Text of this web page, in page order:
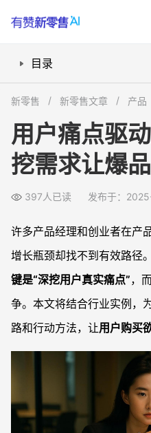
目录
市场分析要怎么锁定核心需
用户体验优化要从哪些维度
怎样判断用户痛点是否被真正挖
产品定位与用户痛点不匹配时有
新零售 新零售文章 产品
用户痛点驱
挖需求让爆
397人已读 发布于：
许多产品经理和创业者在产
增长瓶颈却找不到有效路径
键是“深挖用户真实痛点”，
争。本文将结合行业实例，
路和行动方法，让用户购买